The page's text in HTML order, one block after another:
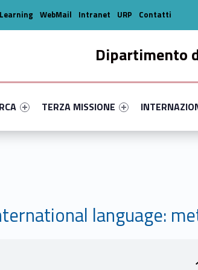
Dipartimento
primary-35401-14
#link-menu-primary-7120-33
Link identifier #link-menu-primary-
TERZA MISSIONE
Link identifier
WebMail Intranet URP Contatti
language: